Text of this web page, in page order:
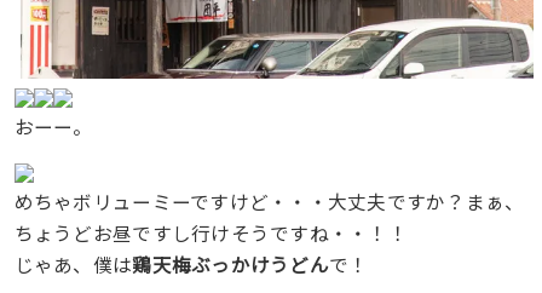
おーー。
めちゃボリューミーですけど・・・大丈夫ですか？まぁ、
ちょうどお昼ですし行けそうですね・・！！
じゃあ、僕は鶏天梅ぶっかけうどんで！